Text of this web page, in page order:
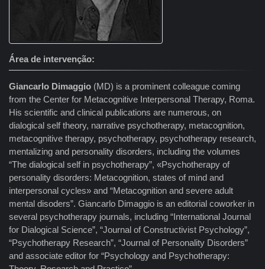
Área de intervenção
Giancarlo Dimaggio (MD) is a prominent colleague coming
from the Center for Metacognitive Interpersonal Therapy, Roma.
His scientific and clinical publications are numerous, on
dialogical self theory, narrative psychotherapy, metacognition,
metacognitive therapy, psychotherapy, psychotherapy research,
mentalizing and personality disorders, including the volumes
“The dialogical self in psychotherapy”, «Psychotherapy of
personality disorders: Metacognition, states of mind and
interpersonal cycles» and “Metacognition and severe adult
mental disoders”. Giancarlo Dimaggio is an editorial coworker in
several psychotherapy journals, including “International Journal
for Dialogical Science”, “Journal of Constructivist Psychology”,
“Psychotherapy Research”, “Journal of Personality Disorders”
and associate editor for “Psychology and Psychotherapy: